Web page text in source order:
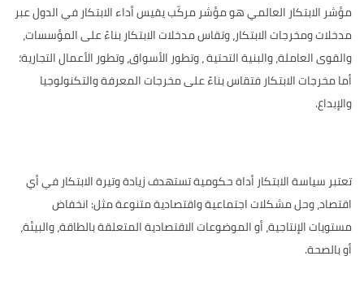
مؤشر الابتكار العالمي هو مؤشر مركّب يقيس أداء الابتكار في الدول عبر
مدخلات ومخرجات الابتكار، وتقاس مدخلات الابتكار بناءً على المؤسسات،
والقوى العاملة، والبنية التحتية ، وتطور الأسواق، وتطور الأعمال التجارية؛
أما مخرجات الابتكار فتقاس بناءً على مخرجات المعرفة والتكنولوجيا
والإبداع.
تعتبر سياسة الابتكار أداة حكومية تستهدف زيادة وتيرة الابتكار في أي
اقتصاد، وحل مشكلات اجتماعية واقتصادية متنوعة مثل: انخفاض
مستويات الإنتاجية، أو الموضوعات الاقتصادية المتعلقة بالطاقة، والبيئة،
أو بالصحة.